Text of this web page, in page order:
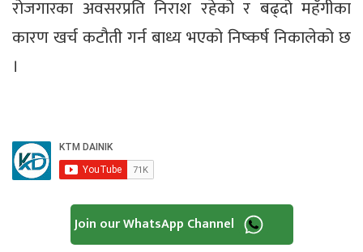
रोजगारका अवसरप्रति निराश रहेको र बढ्दो महँगीका
कारण खर्च कटौती गर्न बाध्य भएको निष्कर्ष निकालेको छ
।
Join our WhatsApp Channel